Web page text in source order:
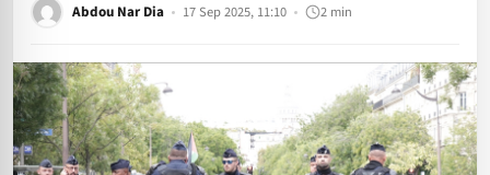
Abdou Nar Dia 17 Sep 2025, 11:10 2 min